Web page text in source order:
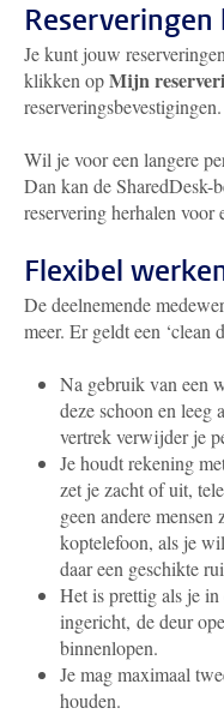
Je kunt jouw
klikken opMijn
reserveringsbevestigingen.
Wil je voor een langere
Dan kan de SharedDesk-
reservering herhalen voor
Flexibel
De deelnemende
meer. Er geldt een ‘clean
Na gebruik van een
deze schoon en leeg
vertrek verwijder je
Je houdt rekening
zet je zacht of uit,
geen andere
koptelefoon, als je
daar een geschikte
Het is prettig als je
ingericht, de deur
binnenlopen.
Je mag maximaal
houden.